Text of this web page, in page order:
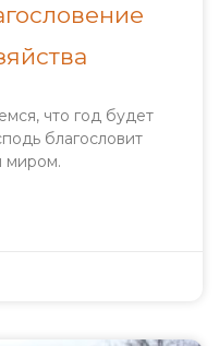
что год будет
благословит
миром.